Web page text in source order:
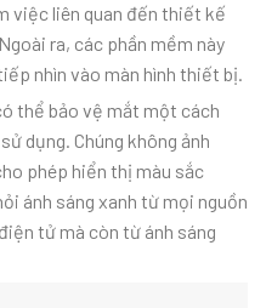
việc liên quan đến thiết kế
ra, các phần mềm này
nhìn vào màn hình thiết bị.
thể bảo vệ mắt một cách
dụng. Chúng không ảnh
phép hiển thị màu sắc
ánh sáng xanh từ mọi nguồn
tử mà còn từ ánh sáng